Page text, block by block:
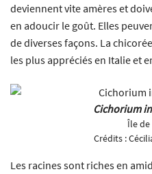
deviennent vite amères et
en adoucir le goût. Elles
de diverses façons. La
les plus appréciés en Italie et
Cichorium
Île de
Crédits :
Les racines sont riches en